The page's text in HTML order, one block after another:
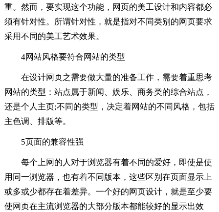
重。然而，要实现这个功能，网页的美工设计和内容都必
须有针对性。所谓针对性，就是指对不同类别的网页要求
采用不同的美工艺术效果。
4网站风格要符合网站的类型
在设计网页之需要做大量的准备工作，需要着重思考
网站的类型：站点属于新闻、娱乐、商务类的综合站点，
还是个人主页;不同的类型，决定着网站的不同风格，包括
主色调、排版等。
5页面的兼容性强
每个上网的人对于浏览器有着不同的爱好，即使是使
用同一浏览器，也有着不同版本，这些区别在页面显示上
或多或少都存在着差异。一个好的网页设计，就是至少要
使网页在主流浏览器的大部分版本都能较好的显示出效